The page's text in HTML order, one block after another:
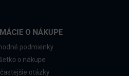
O NÁKUPE
podmienky
o nákupe
otázky